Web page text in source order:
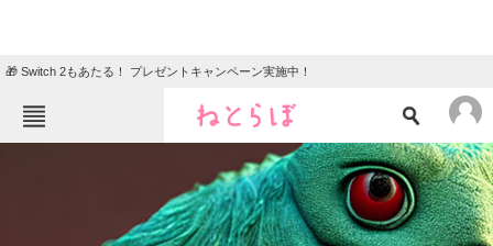
🎁 Switch 2もあたる！ プレゼントキャンペーン実施中！
ニュース
クイズ